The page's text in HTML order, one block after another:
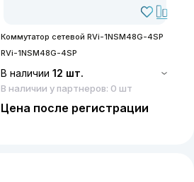
Коммутатор сетевой RVi-1NSM48G-4SP
RVi-1NSM48G-4SP
В наличии 12 шт.
В наличии у партнеров: 0 шт
Цена после регистрации